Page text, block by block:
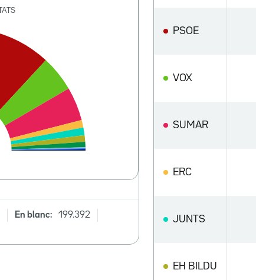
En blanc:
199.392
PSOE
VOX
SUMAR
ERC
JUNTS
EH BILDU